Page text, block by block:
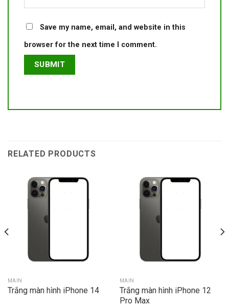
Save my name, email, and website in this
browser for the next time I comment.
RELATED PRODUCTS
MAIN
Trắng màn hình iPhone 14
MAIN
Trắng màn hình iPhone 12
Pro Max